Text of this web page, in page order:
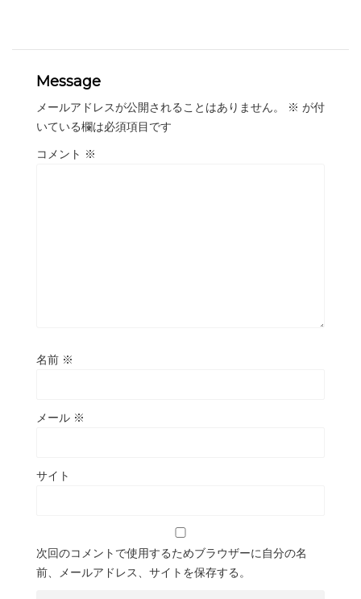
Message
メールアドレスが公開されることはありません。 ※ が付
いている欄は必須項目です
コメント ※
名前 ※
メール ※
サイト
次回のコメントで使用するためブラウザーに自分の名
前、メールアドレス、サイトを保存する。